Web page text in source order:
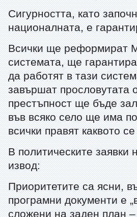
Сигурността, като
националната, е
Всички ще реформират
системата, ще
да работят в тази
завършат прословутата
престъпност ще бъде
във всяко село ще има
всички правят каквото
В политическите заявки
извод:
Приоритетите са ясни,
програмни документи е
сложени на заден план